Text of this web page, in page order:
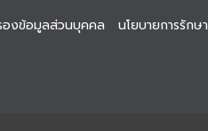
องข้อมูลส่วนบุคคล นโยบายการรัก